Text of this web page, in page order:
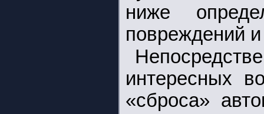
ниже
повреждений и
интересных
«сброса»